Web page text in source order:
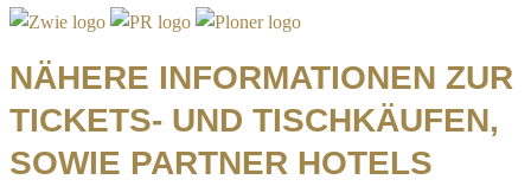
NÄHERE INFORMATIONEN ZUR
TICKETS- UND TISCHKÄUFEN,
SOWIE PARTNER HOTELS